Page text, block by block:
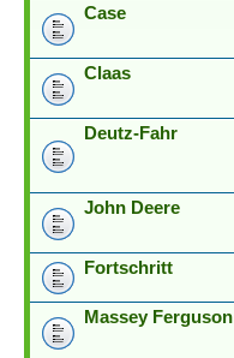
Case
Claas
Deutz-Fahr
John Deere
Fortschritt
Massey Ferguson